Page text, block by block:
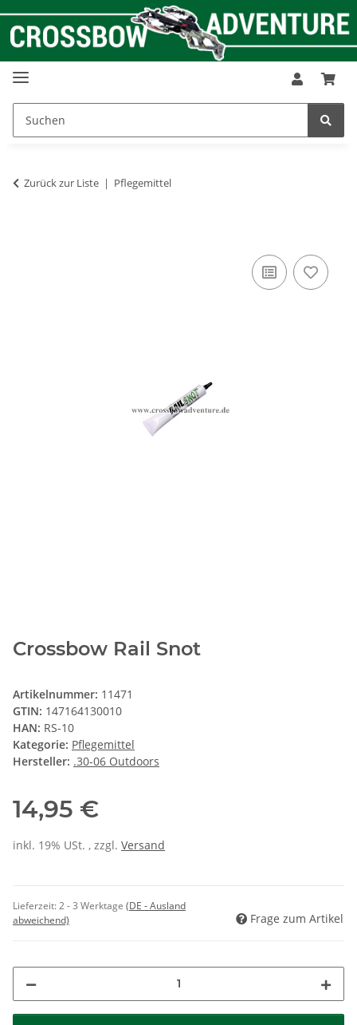
Zurück zur Liste Pflegemittel
Crossbow Rail Snot
Artikelnummer: 11471
GTIN: 147164130010
HAN: RS-10
Kategorie: Pflegemittel
Hersteller: .30-06 Outdoors
14,95 €
inkl. 19% USt. , zzgl. Versand
Lieferzeit:2 - 3 Werktage (DE - Ausland
abweichend)
Frage zum Artikel